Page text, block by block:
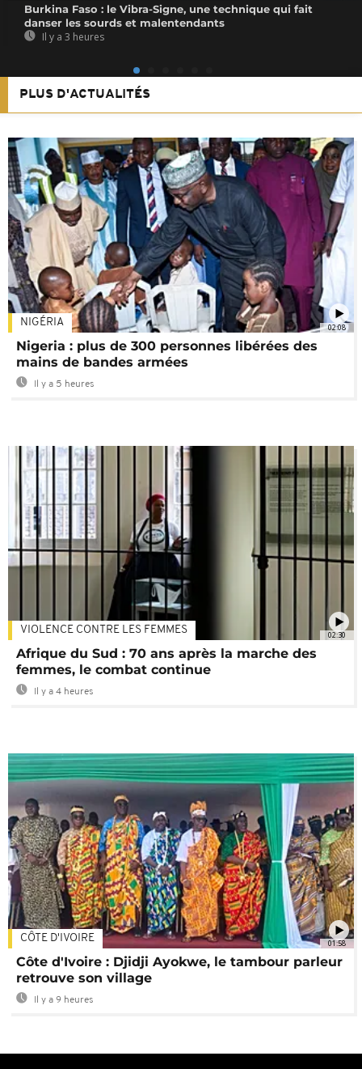
Burkina Faso : le Vibra-Signe, une technique qui fait
danser les sourds et malentendants
Il y a 3 heures
PLUS D'ACTUALITÉS
02:08
NIGÉRIA
Nigeria : plus de 300 personnes libérées des
mains de bandes armées
Il y a 5 heures
02:30
VIOLENCE CONTRE LES FEMMES
Afrique du Sud : 70 ans après la marche des
femmes, le combat continue
Il y a 4 heures
01:58
CÔTE D'IVOIRE
Côte d'Ivoire : Djidji Ayokwe, le tambour parleur
retrouve son village
Il y a 9 heures